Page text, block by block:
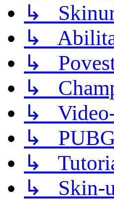
↳
↳
↳
↳
↳
↳
↳
↳ Skin-